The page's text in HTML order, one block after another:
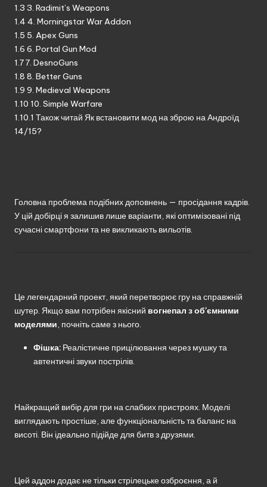
1.3 3. Radimit’s Weapons
1.4 4. Morningstar War Addon
1.5 5. Apex Guns
1.6 6. Portal Gun Mod
1.77. DesnoGuns
1.8 8. Better Guns
1.9 9. Medieval Weapons
1.10 10. Simple Warfare
1.10.1 Також читай Як встановити мод на зброю на Андроїд
14/15?
Головна проблема подібних доповнень — просідання кадрів.
У цій добірці я залишив лише варіанти, які оптимізовані під
сучасні смартфони та не викликають вильотів.
Це легендарний проект, який перетворює гру на справжній
шутер. Якщо вам потрібен якісний вогнепал з об’ємними
моделями, почніть саме з нього.
Фішка: Реалістичне прицілювання через мушку та
автентичні звуки пострілів.
Найкращий вибір для гри на слабких пристроях. Моделі
виглядають простіше, але функціональність та баланс на
висоті. Він ідеально підійде для битв з друзями.
Цей аддон додає не тільки стрілецьке озброєння, а й